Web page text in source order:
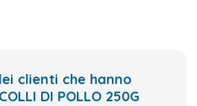
clienti che hanno
DI POLLO 250G